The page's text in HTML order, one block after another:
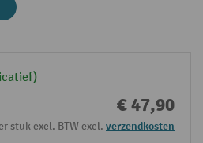
€ 47,90
stuk excl. BTW excl. verzendkosten